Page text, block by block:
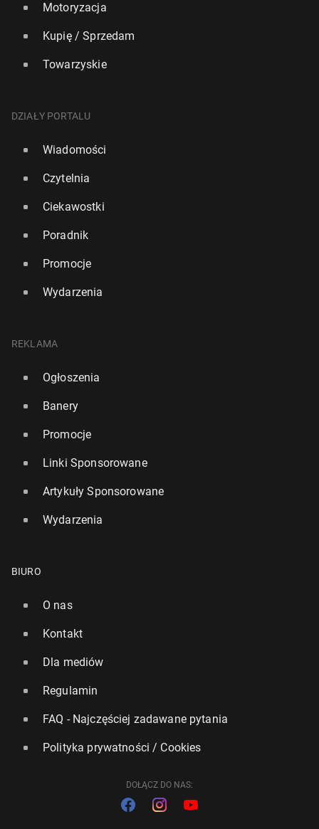
Motoryzacja
Kupię / Sprzedam
Towarzyskie
DZIAŁY PORTALU
Wiadomości
Czytelnia
Ciekawostki
Poradnik
Promocje
Wydarzenia
REKLAMA
Ogłoszenia
Banery
Promocje
Linki Sponsorowane
Artykuły Sponsorowane
Wydarzenia
BIURO
O nas
Kontakt
Dla mediów
Regulamin
FAQ - Najczęściej zadawane pytania
Polityka prywatności / Cookies
DOŁĄCZ DO NAS: